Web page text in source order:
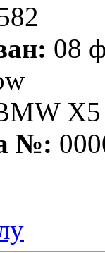
08
X5
№: